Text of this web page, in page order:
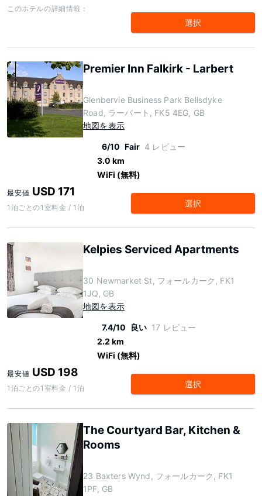
このホテルの詳細情報：
選択
Premier Inn Falkirk - Larbert
Glenbervie Business Park Bellsdyke
Road, ラーバート, FK5 4EG, GB
地図を表示
6/10 Fair 4 レビュー
3.0 km
WiFi (無料)
最安値 USD 171
1泊ごとの1室料金 / 1泊 選択
Kelpies Serviced Apartments
30 Newmarket St, フォールカーク, FK1
1JQ, GB
地図を表示
7.4/10 良い 17 レビュー
2.2 km
WiFi (無料)
最安値 USD 198
1泊ごとの1室料金 / 1泊 選択
The Courtyard Bar, Kitchen &
Rooms
23 Baxters Wynd, フォールカーク, FK1
1PF, GB